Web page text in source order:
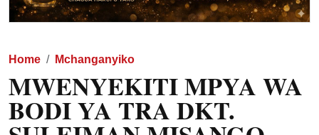
Home Mchanganyiko
MWENYEKITI MPYA WA
BODI YA TRA DKT.